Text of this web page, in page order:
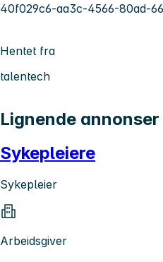
40f029c6-aa3c-4566-80ad-
Hentet fra
talentech
Lignende annonser
Sykepleiere
Sykepleier
Arbeidsgiver